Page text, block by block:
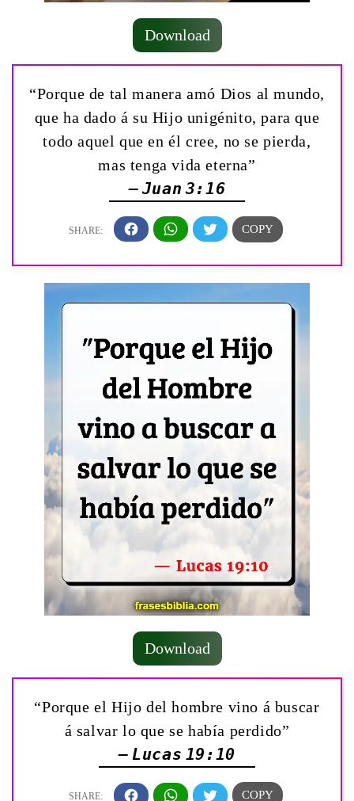
Download
“Porque de tal manera amó Dios al mundo,
que ha dado á su Hijo unigénito, para que
todo aquel que en él cree, no se pierda,
mas tenga vida eterna”
— Juan 3:16
Download
“Porque el Hijo del hombre vino á buscar
á salvar lo que se había perdido”
— Lucas 19:10